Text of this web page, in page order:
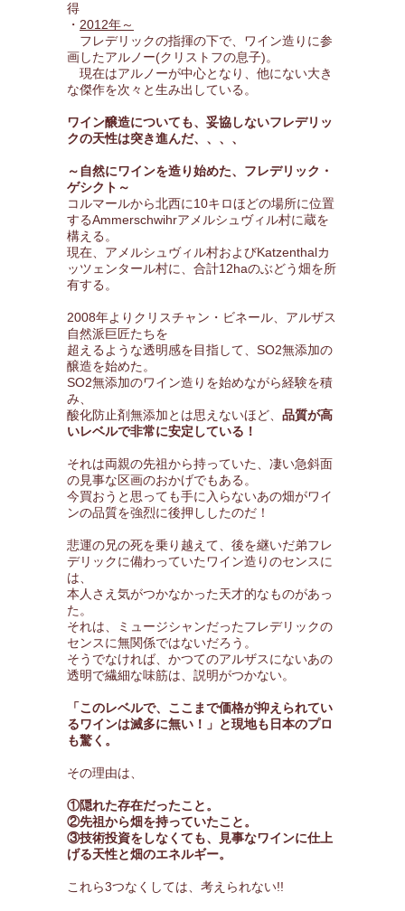
得
・ 2012年～
フレデリックの指揮の下で、ワイン造りに参
画したアルノー(クリストフの息子)。
現在はアルノーが中心となり、他にない大き
な傑作を次々と生み出している。
ワイン醸造についても、妥協しないフレデリッ
クの天性は突き進んだ、、、、
～自然にワインを造り始めた、フレデリック・
ゲシクト～
コルマールから北西に10キロほどの場所に位置
するAmmerschwihrアメルシュヴィル村に蔵を
構える。
現在、アメルシュヴィル村およびKatzenthalカ
ッツェンタール村に、合計12haのぶどう畑を所
有する。
2008年よりクリスチャン・ビネール、アルザス
自然派巨匠たちを
超えるような透明感を目指して、SO2無添加の
醸造を始めた。
SO2無添加のワイン造りを始めながら経験を積
み、
酸化防止剤無添加とは思えないほど、 品質が高
いレベルで非常に安定している！
それは両親の先祖から持っていた、凄い急斜面
の見事な区画のおかげでもある。
今買おうと思っても手に入らないあの畑がワイ
ンの品質を強烈に後押ししたのだ！
悲運の兄の死を乗り越えて、後を継いだ弟フレ
デリックに備わっていたワイン造りのセンスに
は、
本人さえ気がつかなかった天才的なものがあっ
た。
それは、ミュージシャンだったフレデリックの
センスに無関係ではないだろう。
そうでなければ、かつてのアルザスにないあの
透明で繊細な味筋は、説明がつかない。
「このレベルで、ここまで価格が抑えられてい
るワインは滅多に無い！」と現地も日本のプロ
も驚く。
その理由は、
①隠れた存在だったこと。
②先祖から畑を持っていたこと。
③技術投資をしなくても、見事なワインに仕上
げる天性と畑のエネルギー。
これら3つなくしては、考えられない!!